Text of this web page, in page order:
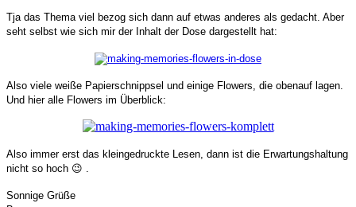
Tja das Thema viel bezog sich dann auf etwas anderes als gedacht. Aber
seht selbst wie sich mir der Inhalt der Dose dargestellt hat:
Also viele weiße Papierschnippsel und einige Flowers, die obenauf lagen.
Und hier alle Flowers im Überblick:
Also immer erst das kleingedruckte Lesen, dann ist die Erwartungshaltung
nicht so hoch 😉 .
Sonnige Grüße